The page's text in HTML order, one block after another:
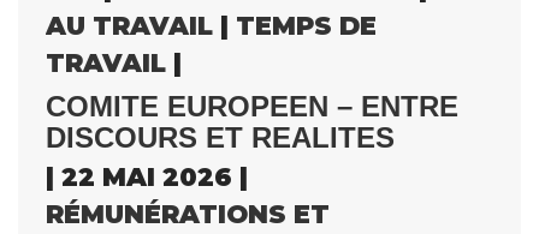
AU TRAVAIL | TEMPS DE
TRAVAIL |
COMITE EUROPEEN – ENTRE
DISCOURS ET REALITES
| 22 MAI 2026 |
RÉMUNÉRATIONS ET